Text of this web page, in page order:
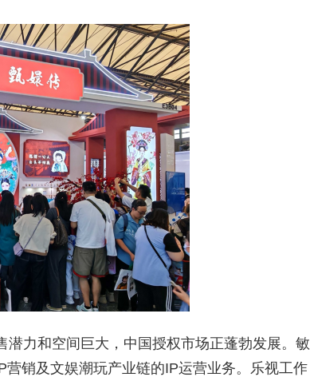
力和空间巨大，中国授权市场正蓬勃发展。敏
销及文娱潮玩产业链的IP运营业务。乐视工作